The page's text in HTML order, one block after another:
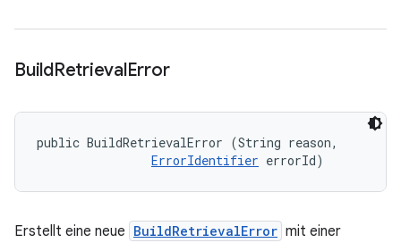
BuildRetrievalError
public BuildRetrievalError (String reason,
ErrorIdentifier errorId)
Erstellt eine neue BuildRetrievalError mit einer